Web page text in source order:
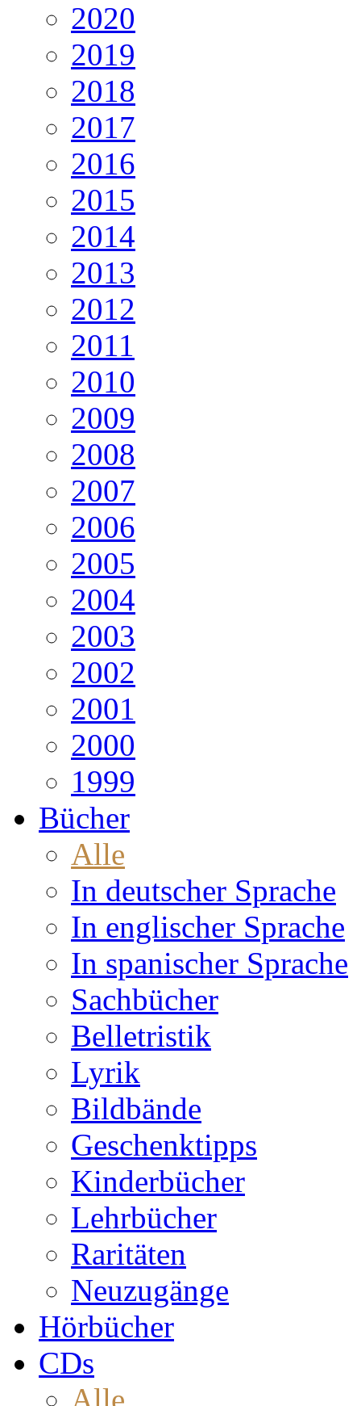
2020
2019
2018
2017
2016
2015
2014
2013
2012
2011
2010
2009
2008
2007
2006
2005
2004
2003
2002
2001
2000
1999
Bücher
Alle
In deutscher Sprache
In englischer Sprache
In spanischer Sprache
Sachbücher
Belletristik
Lyrik
Bildbände
Geschenktipps
Kinderbücher
Lehrbücher
Raritäten
Neuzugänge
Hörbücher
CDs